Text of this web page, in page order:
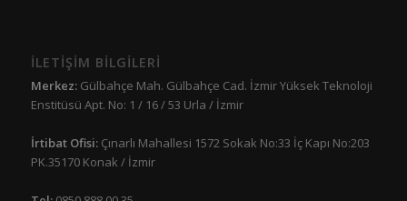
İLETİŞİM BİLGİLERİ
Merkez:Gülbahçe Mah. Gülbahçe Cad. İzmir Yüksek Teknoloji
Enstitüsü Apt. No: 1 / 16 / 53 Urla / İzmir
İrtibat Ofisi: Çınarlı Mahallesi 1572 Sokak No:33 İç Kapı No:203
PK.35170 Konak / İzmir